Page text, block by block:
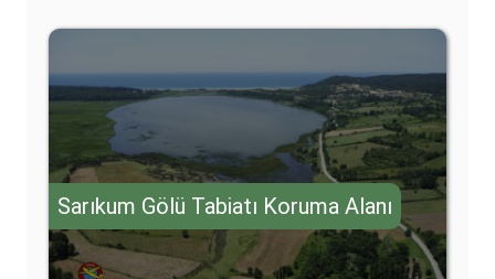
Sarıkum Gölü Tabiatı Koruma Alanı